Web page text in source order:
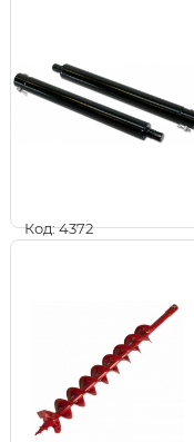
Код: 4372